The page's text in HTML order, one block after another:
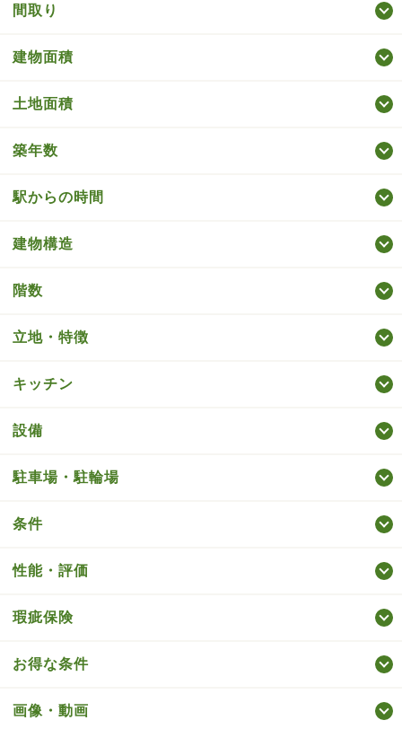
間取り
建物面積
土地面積
築年数
駅からの時間
建物構造
階数
立地・特徴
キッチン
設備
駐車場・駐輪場
条件
性能・評価
瑕疵保険
お得な条件
画像・動画